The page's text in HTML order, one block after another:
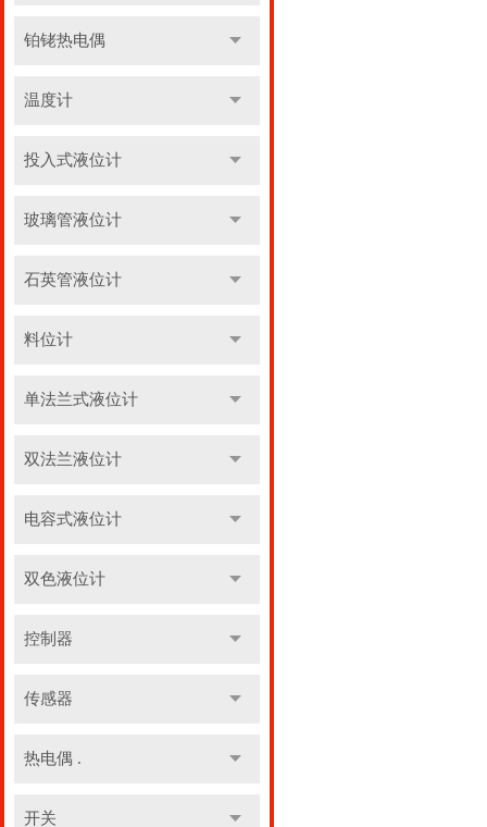
铂铑热电偶
温度计
投入式液位计
玻璃管液位计
石英管液位计
料位计
单法兰式液位计
双法兰液位计
电容式液位计
双色液位计
控制器
传感器
热电偶 .
开关